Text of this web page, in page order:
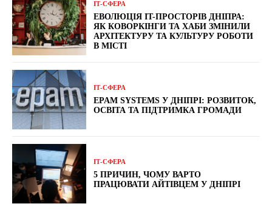
ІТ-СФЕРА
ЕВОЛЮЦІЯ IT-ПРОСТОРІВ ДНІПРА:
ЯК КОВОРКІНГИ ТА ХАБИ ЗМІНИЛИ
АРХІТЕКТУРУ ТА КУЛЬТУРУ РОБОТИ
В МІСТІ
ІТ-СФЕРА
EPAM SYSTEMS У ДНІПРІ: РОЗВИТОК,
ОСВІТА ТА ПІДТРИМКА ГРОМАДИ
ІТ-СФЕРА
5 ПРИЧИН, ЧОМУ ВАРТО
ПРАЦЮВАТИ АЙТІВЦЕМ У ДНІПРІ